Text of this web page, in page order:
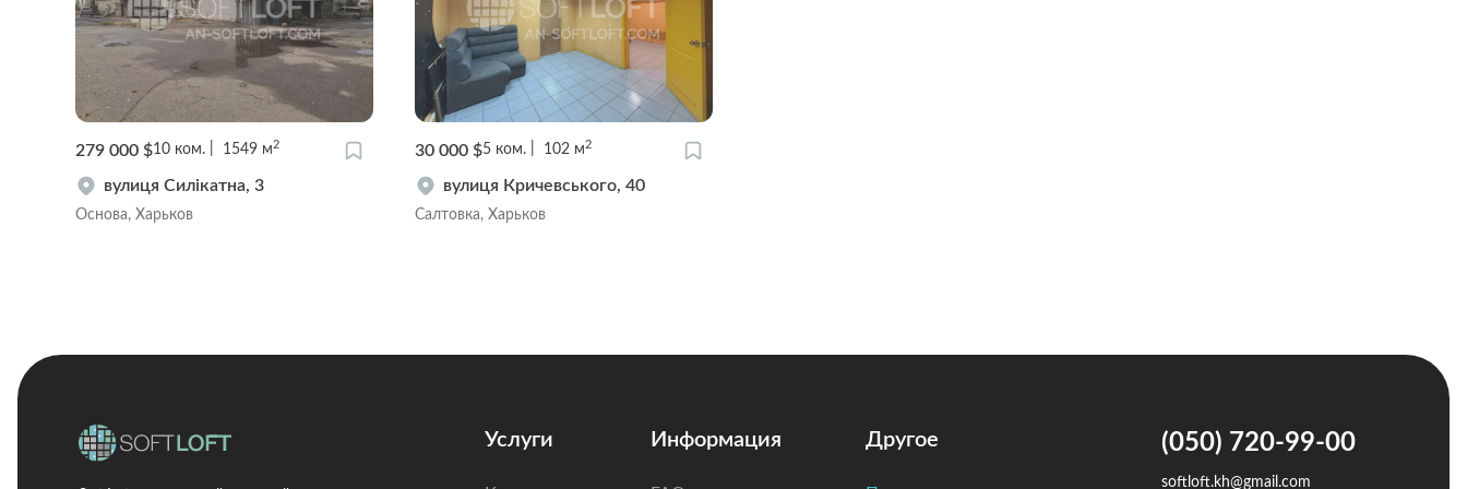
279 000 $10 ком. 1549 м2
вулиця Силікатна, 3
Основа, Харьков
30 000 $5 ком. 102 м2
вулиця Кричевського, 40
Салтовка, Харьков
Услуги Информация Другое (050) 720-99-00
softloft.kh@gmail.com